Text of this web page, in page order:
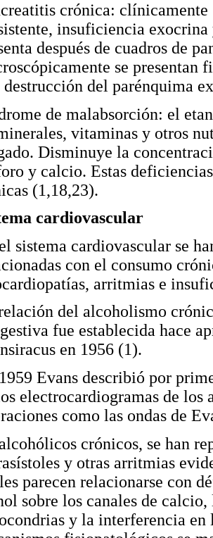
crónica:
insuficiencia exocrina
después de cuadros de
se presentan
destrucción del parénquima
de malabsorción: el
vitaminas y otros
Disminuye la
y calcio. Estas
(1,18,23).
cardiovascular
sistema cardiovascular se
con el consumo
arritmias e
del alcoholismo
fue establecida hace
en 1956 (1).
Evans describió por
electrocardiogramas de los
como las ondas de
crónicos, se han
y otras arritmias
parecen relacionarse con
sobre los canales de
y la interferencia en